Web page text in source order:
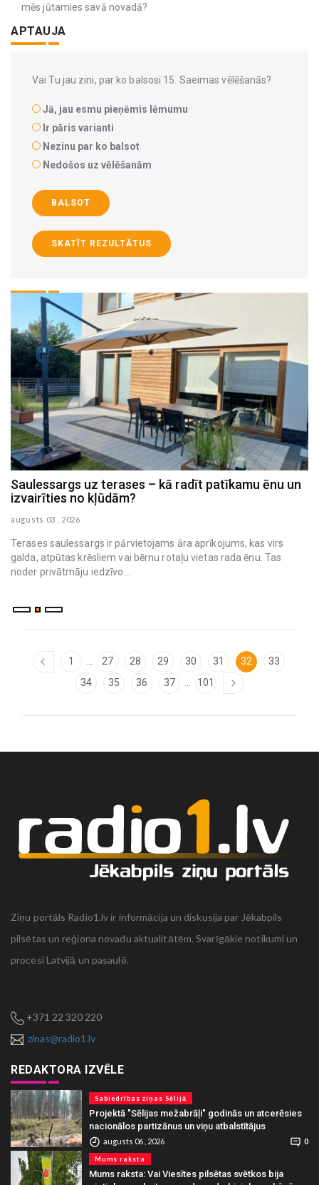
mēs jūtamies savā novadā?
APTAUJA
Vai Tu jau zini, par ko balsosi 15. Saeimas vēlēšanās?
Jā, jau esmu pieņēmis lēmumu
Ir pāris varianti
Nezinu par ko balsot
Nedošos uz vēlēšanām
BALSOT
SKATĪT REZULTĀTUS
Mājas virsmas, kam nepieciešama īpaši rūpīga
higiēna
augusts 03 , 2026
1 27 28 29 30 31 32
33
34
35 36 37 101
Ziņu portāls Radio1.lv ir informācija un diskusija par Jēkabpils
pilsētas un reģiona novadu aktualitātēm. Svarīgākie notikumi un
procesi Latvijā un pasaulē.
+371 22 320 220
zinas@radio1.lv
REDAKTORA IZVĒLE
Sabiedrības ziņas Sēlijā
Projektā "Sēlijas mežabrāļi" godinās un atcerēsies
nacionālos partizānus un viņu atbalstītājus
augusts 06 , 2026 0
Mums raksta
Mums raksta: Vai Viesītes pilsētas svētkos bija